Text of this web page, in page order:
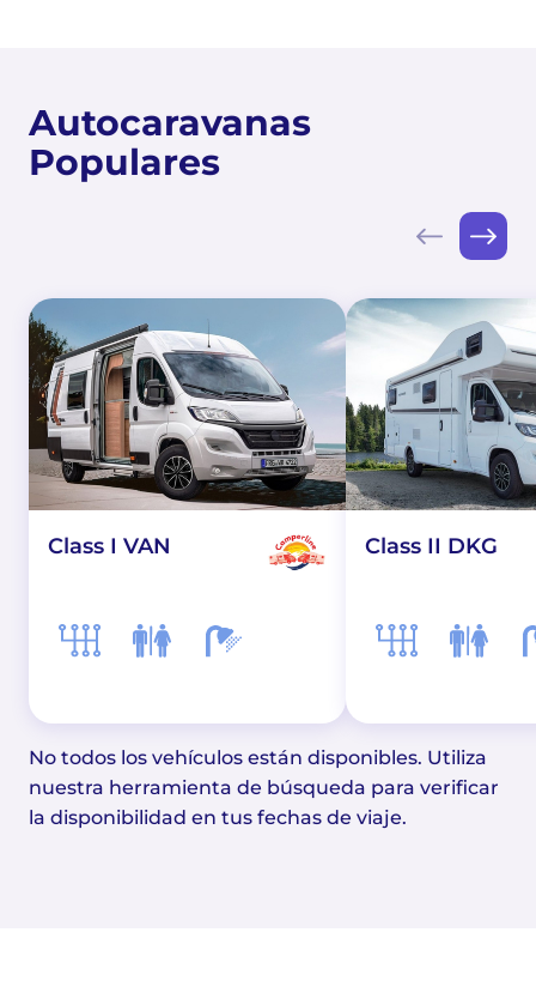
Autocaravanas
Populares
Class I VAN Class II DKG
No todos los vehículos están disponibles. Utiliza
nuestra herramienta de búsqueda para verificar
la disponibilidad en tus fechas de viaje.